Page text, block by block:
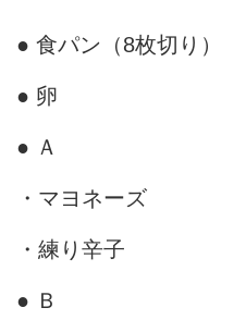
● 食パン（8枚切り）
● 卵
● Ａ
・マヨネーズ
・練り辛子
● Ｂ